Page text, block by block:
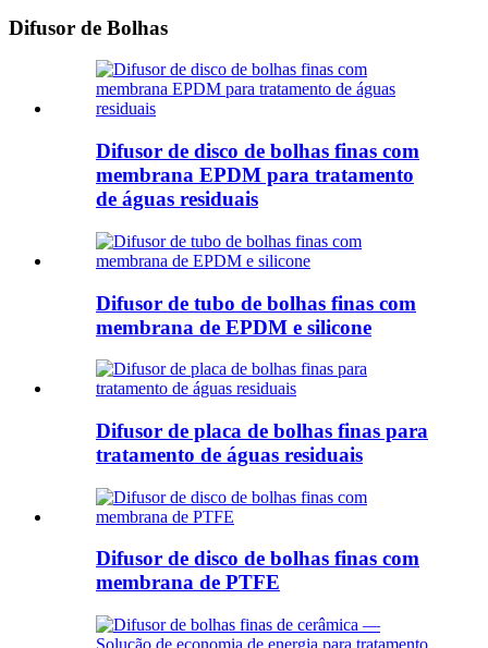
Difusor de Bolhas
Difusor de disco de bolhas finas com
membrana EPDM para tratamento
de águas residuais
Difusor de tubo de bolhas finas com
membrana de EPDM e silicone
Difusor de placa de bolhas finas para
tratamento de águas residuais
Difusor de disco de bolhas finas com
membrana de PTFE